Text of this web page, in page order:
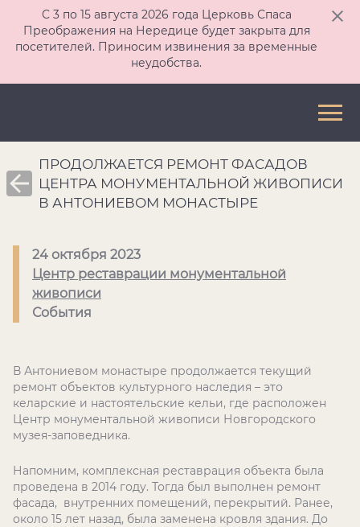
С 3 по 15 августа 2026 года Церковь Спаса
Преображения на Нередице будет закрыта для
посетителей. Приносим извинения за временные
неудобства.
ПРОДОЛЖАЕТСЯ РЕМОНТ ФАСАДОВ
ЦЕНТРА МОНУМЕНТАЛЬНОЙ ЖИВОПИСИ
В АНТОНИЕВОМ МОНАСТЫРЕ
24 октября 2023
Центр реставрации монументальной
живописи
События
В Антониевом монастыре продолжается текущий
ремонт объектов культурного наследия – это
келарские и настоятельские кельи, где расположен
Центр монументальной живописи Новгородского
музея-заповедника.
Напомним, комплексная реставрация объекта была
проведена в 2014 году. Тогда был выполнен ремонт
фасада, внутренних помещений, перекрытий. Ранее,
около 15 лет назад, была заменена кровля здания. До